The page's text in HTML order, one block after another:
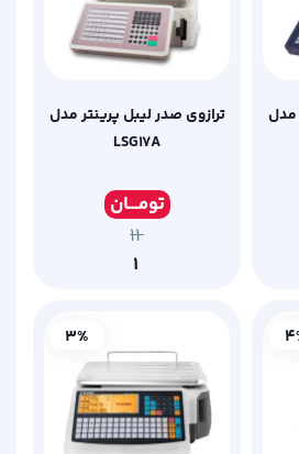
مدل
ترازوی صدر لیبل پرینتر مدل
LSG17A
تومـــان
۱۱
3%